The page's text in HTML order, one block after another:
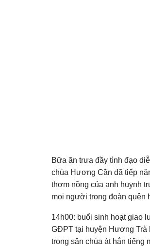
Bữa ăn trưa đầy tình đạo
chùa Hương Cần đã tiếp
thơm nồng của anh huynh
mọi người trong đoàn quên
14h00: buổi sinh hoạt giao
GĐPT tại huyện Hương Trà
trong sân chùa át hẳn tiếng